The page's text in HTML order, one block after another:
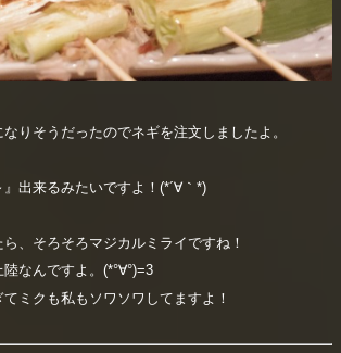
りそうだったのでネギを注文しましたよ。
出来るみたいですよ！(*´∀｀*)
、そろそろマジカルミライですね！
なんですよ。(*°∀°)=3
ミクも私もソワソワしてますよ！